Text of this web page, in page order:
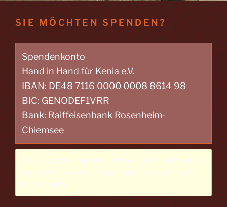
SIE MÖCHTEN SPENDEN?
Spendenkonto
Hand in Hand für Kenia e.V.
IBAN: DE48 7116 0000 0008 8614 98
BIC: GENODEF1VRR
Bank: Raiffeisenbank Rosenheim-
Chiemsee
This shortcode has been phased out. Please switch
to our WP Express Checkout plugin for enhanced
functionality.